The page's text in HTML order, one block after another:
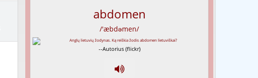
abdomen
/'æbdəmen/
--Autorius (flickr)